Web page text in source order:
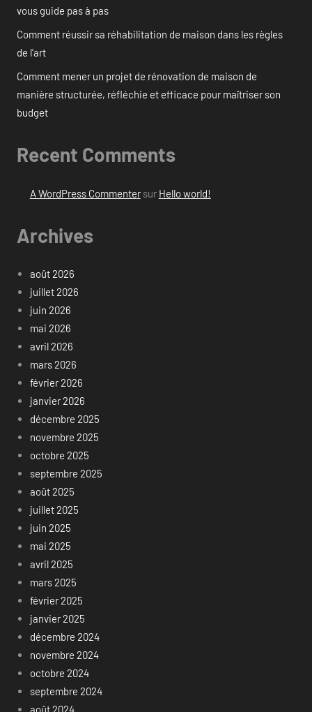
vous guide pas à pas
Comment réussir sa réhabilitation de maison dans les règles
de l’art
Comment mener un projet de rénovation de maison de
manière structurée, réfléchie et efficace pour maîtriser son
budget
Recent Comments
A WordPress Commentersur Hello world!
Archives
août 2026
juillet 2026
juin 2026
mai 2026
avril 2026
mars 2026
février 2026
janvier 2026
décembre 2025
novembre 2025
octobre 2025
septembre 2025
août 2025
juillet 2025
juin 2025
mai 2025
avril 2025
mars 2025
février 2025
janvier 2025
décembre 2024
novembre 2024
octobre 2024
septembre 2024
août 2024